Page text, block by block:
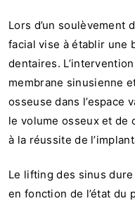
Lors d’un soulèvement
facial vise à établir une
dentaires.
membrane sinusienne
osseuse dans l’espace
le volume osseux et de
à la réussite de
Le lifting des sinus
en fonction de l’état du